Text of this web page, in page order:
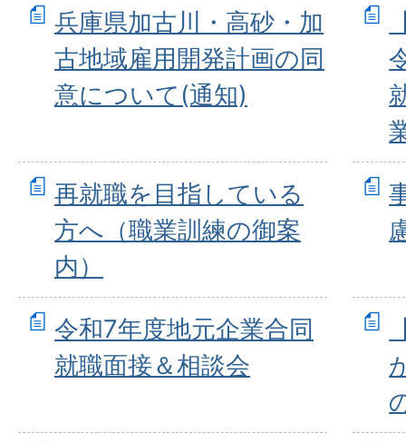
兵庫県加古川・高砂・加
古地域雇用開発計画の同
意について(通知)
再就職を目指している
方へ（職業訓練の御案
内）
令和7年度地元企業合同
就職面接＆相談会